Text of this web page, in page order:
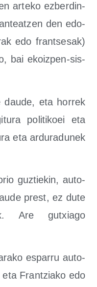
arte­ko ezber­din­
den edo­
edo fran­tse­sak)
bai ekoiz­pen-sis­
dau­de, eta horrek
poli­ti­koei eta
eta ardu­ra­du­nek
guz­tie­kin, auto­
prest, ez dute
Are gutxia­go
espa­rru auto­
Fran­tzia­ko edo